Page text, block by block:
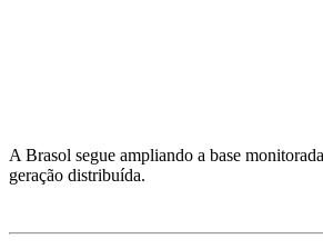
A Brasol segue ampliando a base
geração distribuída.